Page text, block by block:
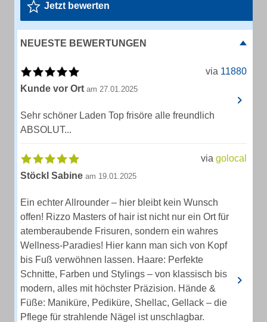
Jetzt bewerten
NEUESTE BEWERTUNGEN
via 11880
Kunde vor Ort am 27.01.2025
Sehr schöner Laden Top frisöre alle freundlich
ABSOLUT...
via golocal
Stöckl Sabine am 19.01.2025
Ein echter Allrounder – hier bleibt kein Wunsch
offen! Rizzo Masters of hair ist nicht nur ein Ort für
atemberaubende Frisuren, sondern ein wahres
Wellness-Paradies! Hier kann man sich von Kopf
bis Fuß verwöhnen lassen. Haare: Perfekte
Schnitte, Farben und Stylings – von klassisch bis
modern, alles mit höchster Präzision. Hände &
Füße: Maniküre, Pediküre, Shellac, Gellack – die
Pflege für strahlende Nägel ist unschlagbar.